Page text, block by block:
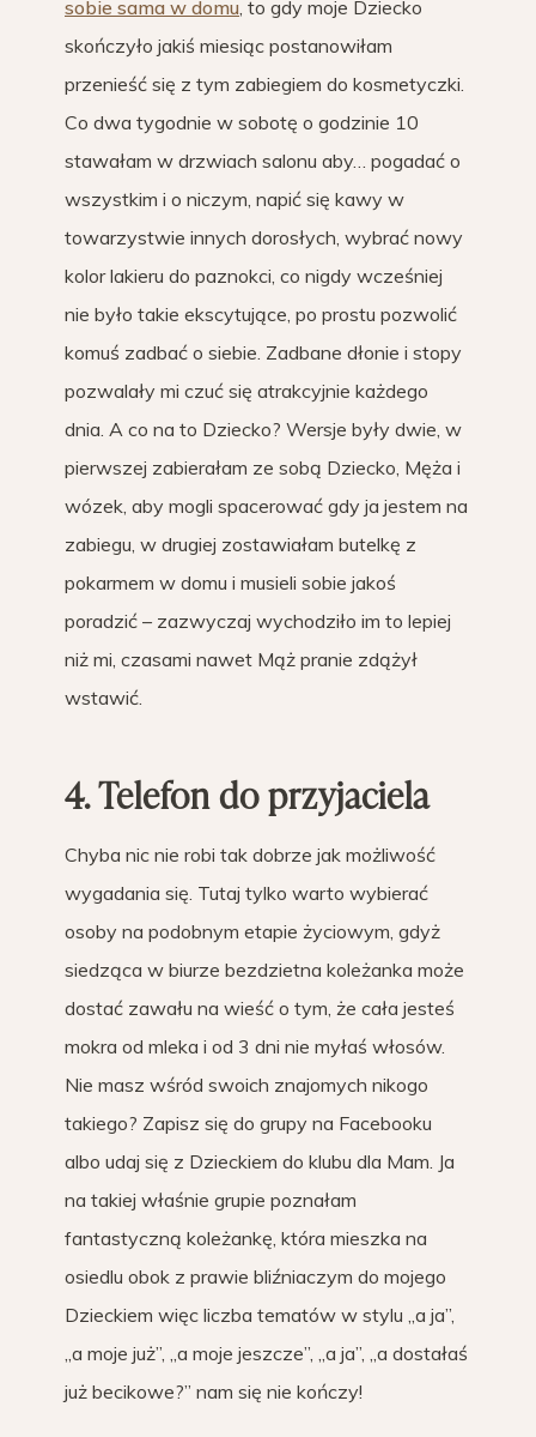
sobie sama w domu, to gdy moje Dziecko
skończyło jakiś miesiąc postanowiłam
przenieść się z tym zabiegiem do kosmetyczki.
Co dwa tygodnie w sobotę o godzinie 10
stawałam w drzwiach salonu aby… pogadać o
wszystkim i o niczym, napić się kawy w
towarzystwie innych dorosłych, wybrać nowy
kolor lakieru do paznokci, co nigdy wcześniej
nie było takie ekscytujące, po prostu pozwolić
komuś zadbać o siebie. Zadbane dłonie i stopy
pozwalały mi czuć się atrakcyjnie każdego
dnia. A co na to Dziecko? Wersje były dwie, w
pierwszej zabierałam ze sobą Dziecko, Męża i
wózek, aby mogli spacerować gdy ja jestem na
zabiegu, w drugiej zostawiałam butelkę z
pokarmem w domu i musieli sobie jakoś
poradzić – zazwyczaj wychodziło im to lepiej
niż mi, czasami nawet Mąż pranie zdążył
wstawić.
4. Telefon do przyjaciela
Chyba nic nie robi tak dobrze jak możliwość
wygadania się. Tutaj tylko warto wybierać
osoby na podobnym etapie życiowym, gdyż
siedząca w biurze bezdzietna koleżanka może
dostać zawału na wieść o tym, że cała jesteś
mokra od mleka i od 3 dni nie myłaś włosów.
Nie masz wśród swoich znajomych nikogo
takiego? Zapisz się do grupy na Facebooku
albo udaj się z Dzieckiem do klubu dla Mam. Ja
na takiej właśnie grupie poznałam
fantastyczną koleżankę, która mieszka na
osiedlu obok z prawie bliźniaczym do mojego
Dzieckiem więc liczba tematów w stylu „a ja”,
„a moje już”, „a moje jeszcze”, „a ja”, „a dostałaś
już becikowe?” nam się nie kończy!